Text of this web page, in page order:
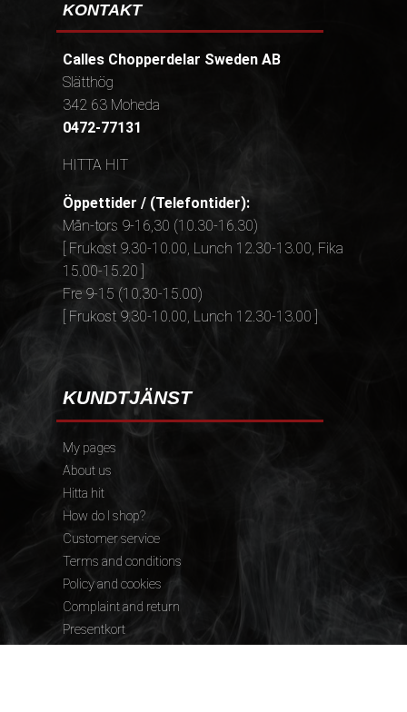
KONTAKT
Calles Chopperdelar Sweden AB
Slätthög
342 63 Moheda
0472-77131
HITTA HIT
Öppettider / (Telefontider):
Mån-tors 9-16,30 (10.30-16.30)
[ Frukost 9.30-10.00, Lunch 12.30-13.00, Fika
15.00-15.20 ]
Fre 9-15 (10.30-15.00)
[ Frukost 9.30-10.00, Lunch 12.30-13.00 ]
KUNDTJÄNST
My pages
About us
Hitta hit
How do I shop?
Customer service
Terms and conditions
Policy and cookies
Complaint and return
Presentkort